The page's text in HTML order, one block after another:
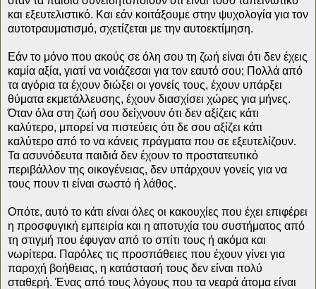
και εξευτελιστικό. Και εάν κοιτάξουμε στην ψυχολογία για τον
αυτοτραυματισμό, σχετίζεται με την αυτοεκτίμηση.
Εάν το μόνο που ακούς σε όλη σου τη ζωή είναι ότι δεν έχεις
καμία αξία, γιατί να νοιάζεσαι για τον εαυτό σου; Πολλά από
τα αγόρια τα έχουν διώξει οι γονείς τους, έχουν υπάρξει
θύματα εκμετάλλευσης, έχουν διασχίσει χώρες για μήνες.
Όταν όλα στη ζωή σου δείχνουν ότι δεν αξίζεις κάτι
καλύτερο, μπορεί να πιστεύεις ότι δε σου αξίζει κάτι
καλύτερο από το να κάνεις πράγματα που σε εξευτελίζουν.
Τα ασυνόδευτα παιδιά δεν έχουν το προστατευτικό
περιβάλλον της οικογένειας, δεν υπάρχουν γονείς για να
τους πουν τι είναι σωστό ή λάθος.
Οπότε, αυτό το κάτι είναι όλες οι κακουχίες που έχει επιφέρει
η προσφυγική εμπειρία και η αποτυχία του συστήματος από
τη στιγμή που έφυγαν από το σπίτι τους ή ακόμα και
νωρίτερα. Παρόλες τις προσπάθειες που έχουν γίνει για
παροχή βοήθειας, η κατάστασή τους δεν είναι πολύ
σταθερή. Ένας από τους λόγους που τα νεαρά άτομα είναι